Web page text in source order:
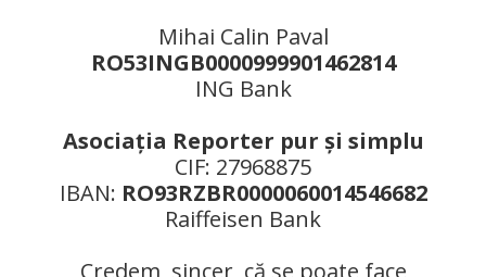
Mihai Calin Paval
RO53INGB0000999901462814
ING Bank
Asociaţia Reporter pur şi simplu
CIF: 27968875
IBAN: RO93RZBR0000060014546682
Raiffeisen Bank
Credem, sincer, că se poate face